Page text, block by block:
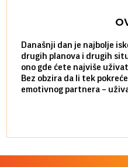
Današnji dan je najbolje
drugih planova i drugih
ono gde ćete najviše
Bez obzira da li tek
emotivnog partnera –